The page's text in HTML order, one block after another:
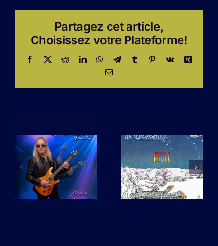
Partagez cet article,
Choisissez votre Plateforme!
Facebook
X RedditLinkedInWhatsApp
TelegramTumblr Pinterest
Vk
Xing
Email
L’Ocean
L’amour n’a
pas de
drapeau